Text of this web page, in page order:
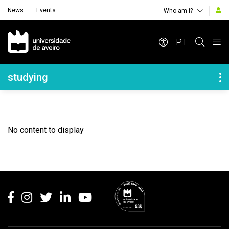
News Events Who am i?
Navegação Principal
PT
Navegação Lateral
studying
No content to display